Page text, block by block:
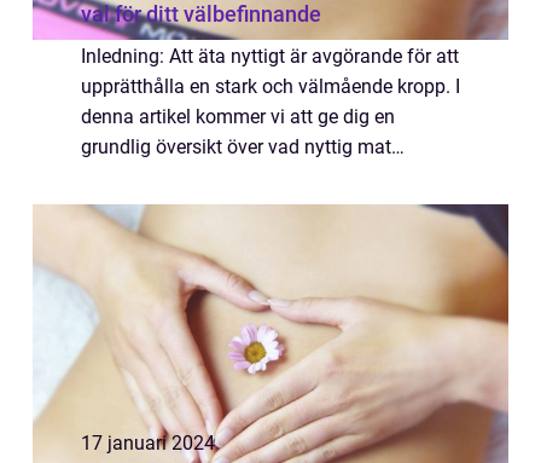
val för ditt välbefinnande
Inledning: Att äta nyttigt är avgörande för att
upprätthålla en stark och välmående kropp. I
denna artikel kommer vi att ge dig en
grundlig översikt över vad nyttig mat
popularitet. Vi kommer även att diskuter...
17 januari 2024